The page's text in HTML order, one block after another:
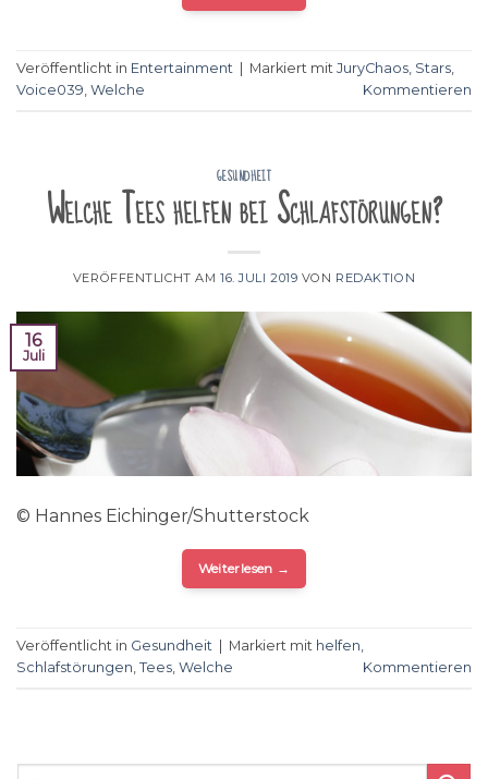
Veröffentlicht in Entertainment Markiert mit JuryChaos, Stars,
Voice039, Welche Kommentieren
GESUNDHEIT
Welche Tees helfen bei Schlafstörungen?
VERÖFFENTLICHT AM 16. JULI 2019 VON REDAKTION
16
Juli
© Hannes Eichinger/Shutterstock
Weiterlesen →
Veröffentlicht in Gesundheit Markiert mit helfen,
Schlafstörungen, Tees, Welche Kommentieren